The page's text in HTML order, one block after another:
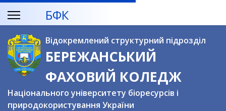
БФК
Відокремлений структурний підрозділ
БЕРЕЖАНСЬКИЙ
ФАХОВИЙ КОЛЕДЖ
Національного університету біоресурсів і
природокористування України